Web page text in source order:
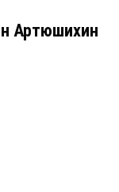
Артюшихин